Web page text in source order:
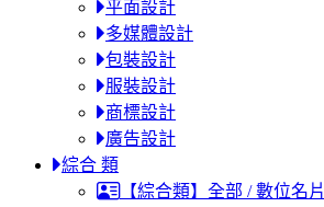
平面設計
多媒體設計
包裝設計
服裝設計
商標設計
廣告設計
綜合 類
【綜合類】全部 / 數位名片